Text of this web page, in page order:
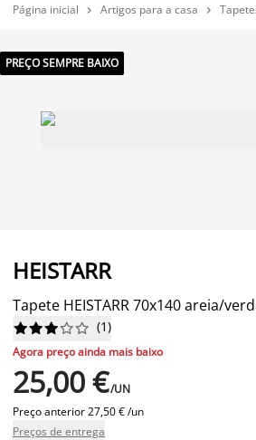
Página inicial  Artigos para a casa 
PREÇO SEMPRE BAIXO
HEISTARR
Tapete HEISTARR 70x140 areia/





 (1)
Agora preço ainda mais baixo
25,00 €/UN
Preço anterior27,50 € /un
Preços de entrega